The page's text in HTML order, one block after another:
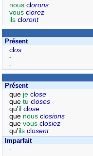
nous cl orons
vous cl orez
ils cl oront
Présent
clos
-
-
Présent
que je cl ose
que tu cl oses
qu'il cl ose
que nous cl osions
que vous cl osiez
qu'ils cl osent
Imparfait
-